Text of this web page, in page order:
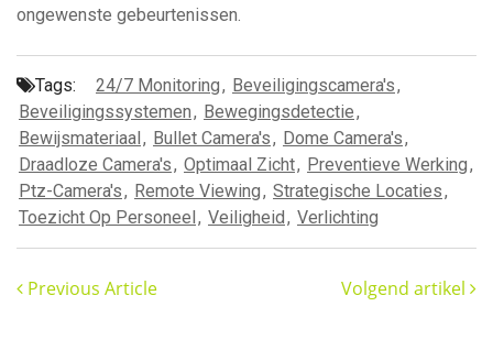
ongewenste gebeurtenissen.
Tags: 24/7 Monitoring, Beveiligingscamera's,
Beveiligingssystemen, Bewegingsdetectie,
Bewijsmateriaal, Bullet Camera's, Dome Camera's,
Draadloze Camera's, Optimaal Zicht, Preventieve Werking,
Ptz-Camera's, Remote Viewing, Strategische Locaties,
Toezicht Op Personeel, Veiligheid, Verlichting
Previous Article Volgend artikel